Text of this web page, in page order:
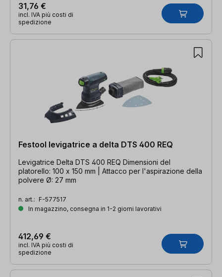
31,76 €
incl. IVA più costi di
spedizione
Festool levigatrice a delta DTS 400 REQ
Levigatrice Delta DTS 400 REQ Dimensioni del
platorello: 100 x 150 mm | Attacco per l'aspirazione della
polvere Ø: 27 mm
n. art.: F-577517
In magazzino, consegna in 1-2 giorni lavorativi
412,69 €
incl. IVA più costi di
spedizione